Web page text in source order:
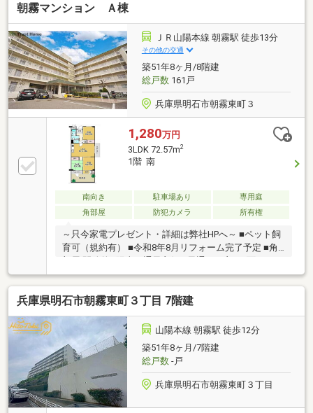
朝霧マンション Ａ棟
ＪＲ山陽本線 朝霧駅 徒歩13分
その他の交通
築51年8ヶ月/8階建
総戸数161戸
兵庫県明石市朝霧東町３
1,280万円
3LDK 72.57m2
1階 南
南向き 駐車場あり
専用庭
角部屋
防犯カメラ 所有権
～只今家電プレゼント・詳細は弊社HPへ～ ■ペット飼
育可（規約有） ■令和8年8月リフォーム完了予定 ■角
ニー
兵庫県明石市朝霧東町３丁目 7階建
山陽本線 朝霧駅 徒歩12分
築51年8ヶ月/7階建
総戸数-戸
兵庫県明石市朝霧東町３丁目